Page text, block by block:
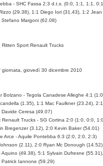
- SHC Fassa 2:3 d.t.s. (0:0, 1:1, 1:1,
(29.38), 1:1 Diego Iori (31.43), 1:2
Stefano Margoni (62.08)
Ritten Sport Renault Trucks
giornata, giovedì 30 dicembre 2010
Bolzano - Tegola Canadese Alleghe 4:1
(1.35), 1:1 Mac Faulkner (23.24),
Ceresa (49.07)
Renault Trucks - SG Cortina 2:0 (1:0, 0:0,
Bregenzer (3.12), 2:0 Kevin Baker (54.01)
Arce - Aquile Pontebba 6:3 (2:0, 2:0, 2:3)
(2.11), 2:0 Ryan Mc Donough
Aquino (49.38), 5:1 Sylvain Dufresne
Patrick Iannone (59.29)